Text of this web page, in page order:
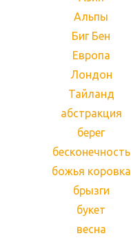
Альпы
Биг Бен
Европа
Лондон
Тайланд
абстракция
берег
бесконечность
божья коровка
брызги
букет
весна